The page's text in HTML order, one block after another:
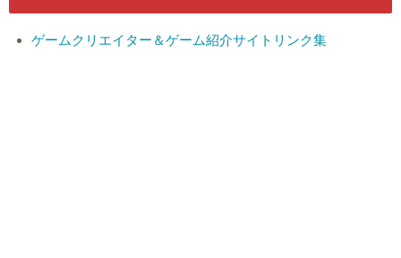
ゲームクリエイター＆ゲーム紹介サイトリンク集